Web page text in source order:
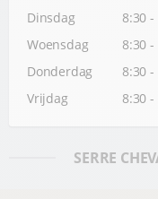
Dinsdag
8:30 -
Woensdag
8:30 -
Donderdag
8:30 -
Vrijdag
8:30 -
SERRE